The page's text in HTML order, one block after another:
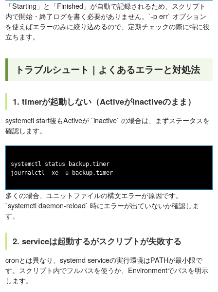
「Starting」と「Finished」が自動で記録されるため、スクリプト
内で開始・終了ログを書く必要がありません。`-p err` オプション
を使えばエラーのみに絞り込めるので、定期チェックの際に特に役
立ちます。
トラブルシュート｜よくあるエラーと対処法
1. timerが起動しない（Activeがinactiveのまま）
systemctl start後もActiveが `inactive` の場合は、まずステータスを
確認します。
systemctl status backup.timer
多くの場合、ユニットファイルの構文エラーが原因です。
`systemctl daemon-reload` 時にエラーが出ていないか確認しま
す。
2. serviceは起動するがスクリプトが失敗する
cronとは異なり、systemd serviceの実行環境はPATHが最小限で
す。スクリプト内でフルパスを使うか、Environmentでパスを明示
します。